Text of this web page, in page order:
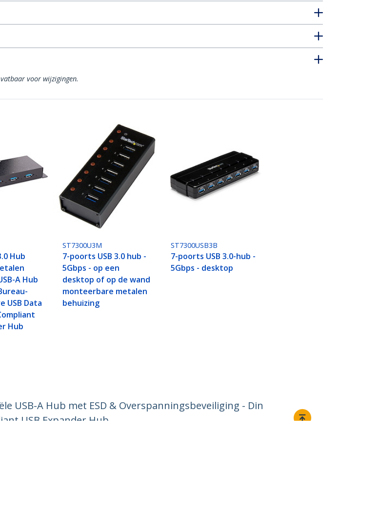
voor wijzigingen.
Hub
A Hub
USB Data
Hub
ST7300U3M
7-poorts USB 3.0 hub -
5Gbps - op een
desktop of op de wand
monteerbare metalen
behuizing
ST7300USB3B
7-poorts USB 3.0-hub -
5Gbps - desktop
USB-A Hub met ESD & Overspanningsbeveiliging - Din
USB Expander Hub